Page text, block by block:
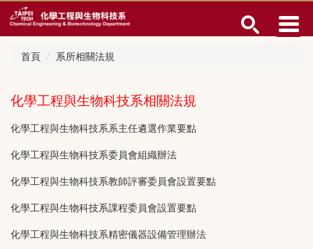
跳
到
主
區
首頁 系所相關法規
化學工程與生物科技系相關法規
化學工程與生物科技系系主任遴選作業要點
化學工程與生物科技系委員會組織辦法
化學工程與生物科技系教師評審委員會設置要點
化學工程與生物科技系課程委員會設置要點
化學工程與生物科技系精密儀器設備管理辦法